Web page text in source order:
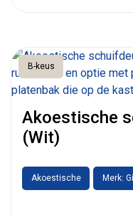
B-keus
Akoestische
(Wit)
Akoestische Merk: